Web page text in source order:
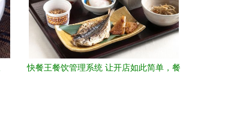
快餐王餐饮管理系统 让开店如此简单，餐